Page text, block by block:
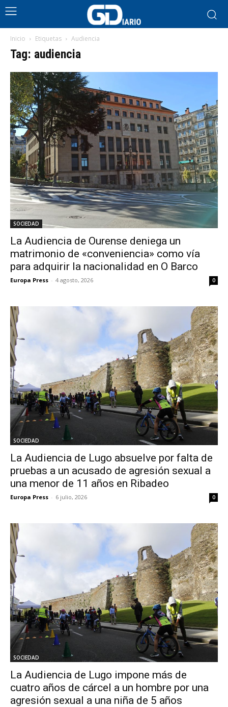
Inicio Etiquetas Audiencia
Tag: audiencia
SOCIEDAD
La Audiencia de Ourense deniega un
matrimonio de «conveniencia» como vía
para adquirir la nacionalidad en O Barco
Europa Press - 4 agosto, 2026 0
SOCIEDAD
La Audiencia de Lugo absuelve por falta de
pruebas a un acusado de agresión sexual a
una menor de 11 años en Ribadeo
Europa Press - 6 julio, 2026 0
SOCIEDAD
La Audiencia de Lugo impone más de
cuatro años de cárcel a un hombre por una
agresión sexual a una niña de 5 años